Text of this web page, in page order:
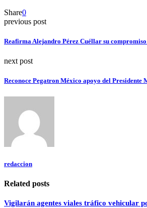
Share0
previous post
Reafirma Alejandro Pérez Cuéllar su
next post
Reconoce Pegatron México apoyo del
redaccion
Related posts
Vigilarán agentes viales tráfico vehicular